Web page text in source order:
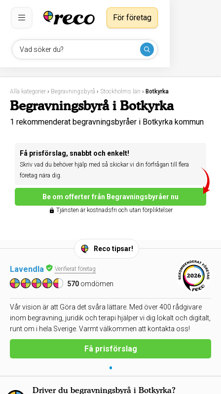
Vad söker du?
För företag
Alla kategorier › Begravningsbyrå › Stockholms län › Botkyrka
Begravningsbyrå i Botkyrka
1 rekommenderat begravningsbyråer i Botkyrka kommun
Få prisförslag, snabbt och enkelt!
Skriv vad du behöver hjälp med så skickar vi din förfrågan till flera
företag nära dig.
Be om offerter från Begravningsbyråer nu
Tjänsten är kostnadsfri och utan förpliktelser
Reco tipsar!
Lavendla Verifierat företag
570 omdömen
Vår vision är att Göra det svåra lättare. Med över 400 rådgivare
inom begravning, juridik och terapi hjälper vi dig lokalt och digitalt,
runt om i hela Sverige. Varmt välkommen att kontakta oss!
Få prisförslag
•
Driver du begravningsbyrå i Botkyrka?